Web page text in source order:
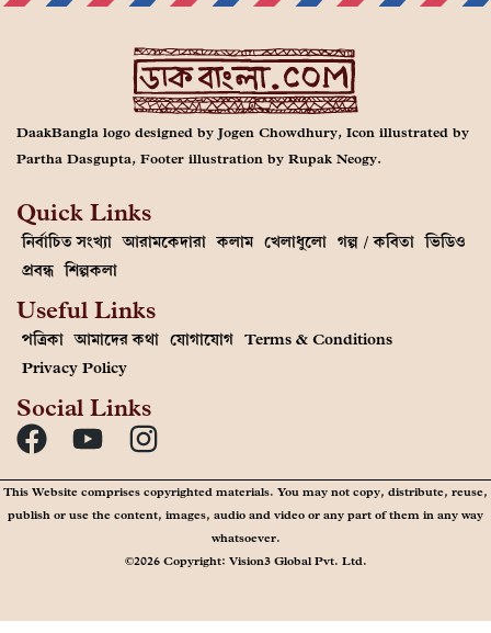
DaakBangla logo designed by Jogen Chowdhury, Icon illustrated by
Partha Dasgupta, Footer illustration by Rupak Neogy.
Quick Links
নির্বাচিত সংখ্যা আরামকেদারা কলাম খেলাধুলো গল্প / কবিতা ভিডিও
প্রবন্ধ শিল্পকলা
Useful Links
পত্রিকা আমাদের কথা যোগাযোগ Terms & Conditions
Privacy Policy
Social Links
This Website comprises copyrighted materials. You may not copy, distribute, reuse,
publish or use the content, images, audio and video or any part of them in any way
whatsoever.
©2026 Copyright: Vision3 Global Pvt. Ltd.